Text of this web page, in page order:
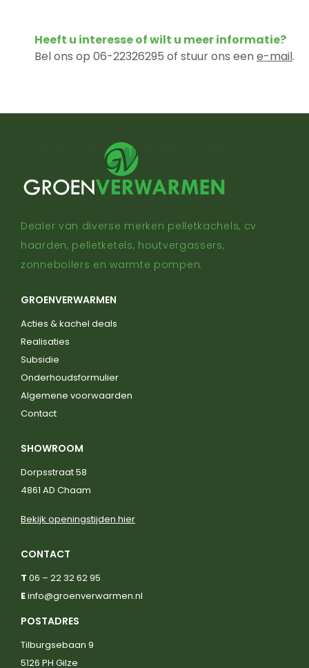
Heeft u interesse of wilt u meer informatie?
Bel ons op 06-22326295 of stuur ons een e-mail.
Dealer van diverse merken pelletkachels, cv
haarden, pelletketels, houtvergassers,
zonneboilers en warmte pompen.
GROENVERWARMEN
Acties & kachel deals
Realisaties
Subsidie
Onderhoudsformulier
Algemene voorwaarden
Contact
SHOWROOM
Dorpsstraat 58
4861 AD Chaam
Bekijk openingstijden hier
CONTACT
T 06 – 22 32 62 95
Einfo@groenverwarmen.nl
POSTADRES
Tilburgsebaan 9
5126 PH Gilze